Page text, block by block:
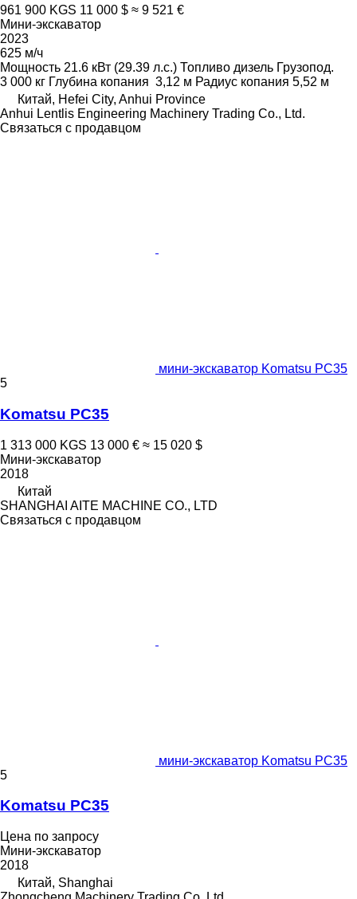
961 900 KGS 11 000 $ ≈ 9 521 €
Мини-экскаватор
2023
625 м/ч
Мощность 21.6 кВт (29.39 л.с.) Топливо дизель Грузопод.
3 000 кг Глубина копания 3,12 м Радиус копания 5,52 м
Китай, Hefei City, Anhui Province
Anhui Lentlis Engineering Machinery Trading Co., Ltd.
Связаться с продавцом
мини-экскаватор Komatsu PC35
5
Komatsu PC35
1 313 000 KGS 13 000 € ≈ 15 020 $
Мини-экскаватор
2018
Китай
SHANGHAI AITE MACHINE CO., LTD
Связаться с продавцом
мини-экскаватор Komatsu PC35
5
Komatsu PC35
Цена по запросу
Мини-экскаватор
2018
Китай, Shanghai